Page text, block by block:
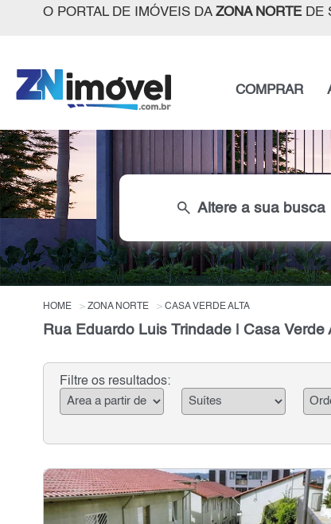
O PORTAL DE IMÓVEIS DA ZONA NORTEDE
COMPRAR
search Altere a sua busca
HOME ZONA NORTE CASA VERDE ALTA
Rua Eduardo Luis Trindade | Casa Verde
Filtre os resultados: